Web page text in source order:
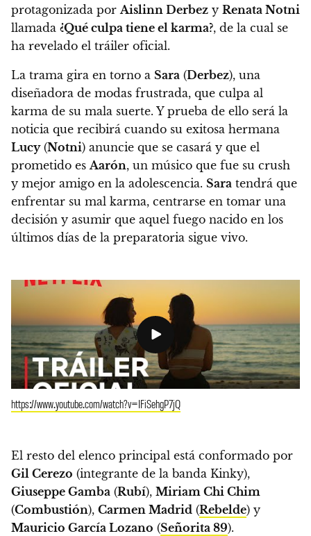
protagonizada porAislinn Derbez y Renata Notni
llamada ¿Qué culpa tiene el karma?, de la cual se
ha revelado el tráiler oficial.
La trama gira en torno a Sara (Derbez), una
diseñadora de modas frustrada, que culpa al
karma de su mala suerte. Y prueba de ello será la
noticia que recibirá cuando su exitosa hermana
Lucy(Notni) anuncie que se casará y que el
prometido esAarón, un músico que fue su crush
y mejor amigo en la adolescencia. Sara tendrá que
enfrentar su mal karma, centrarse en tomar una
decisión y asumir que aquel fuego nacido en los
últimos días de la preparatoria sigue vivo.
https://www.youtube.com/watch?v=IFiSehgP7jQ
El resto del elenco principal está conformado por
Gil Cerezo (integrante de la banda Kinky),
Giuseppe Gamba (Rubí), Miriam Chi Chim
(Combustión), Carmen Madrid (Rebelde) y
Mauricio García Lozano (Señorita 89).